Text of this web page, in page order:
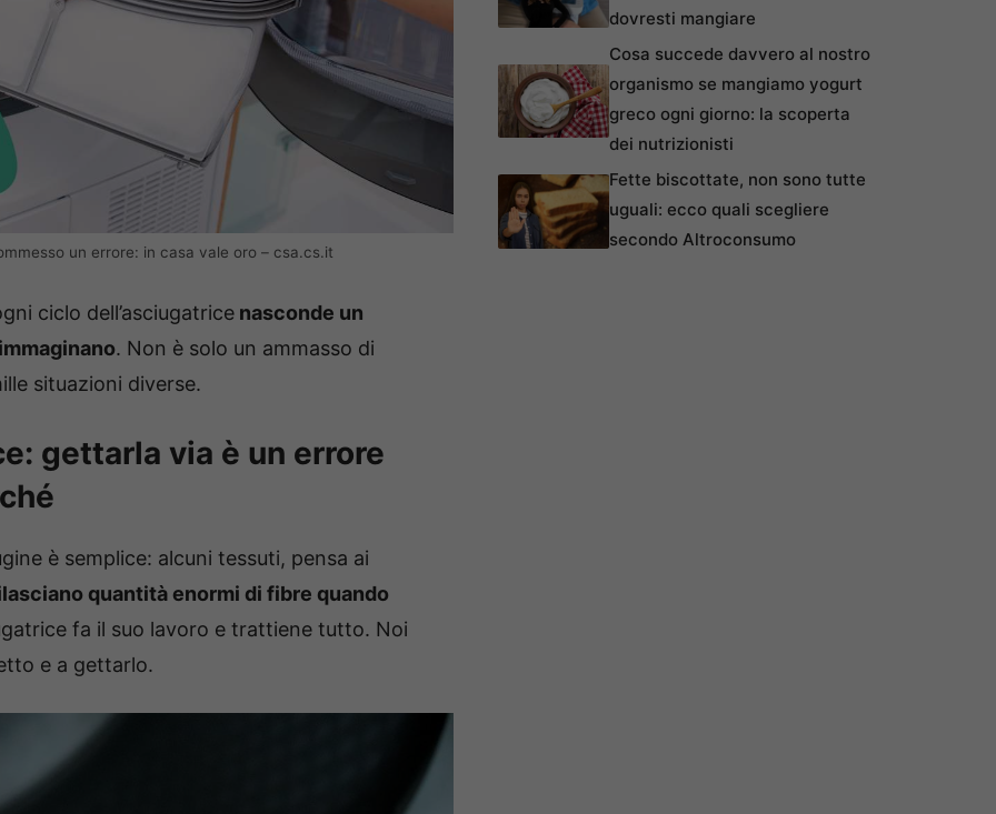
un errore: in casa vale oro – csa.cs.it
ciclo dell’asciugatrice nasconde un
. Non è solo un ammasso di
situazioni diverse.
gettarla via è un errore
è semplice: alcuni tessuti, pensa ai
quantità enormi di fibre quando
fa il suo lavoro e trattiene tutto. Noi
e a gettarlo.
dovresti mangiare
Cosa succede davvero al nostro
organismo se mangiamo yogurt
greco ogni giorno: la scoperta
dei nutrizionisti
Fette biscottate, non sono tutte
uguali: ecco quali scegliere
secondo Altroconsumo